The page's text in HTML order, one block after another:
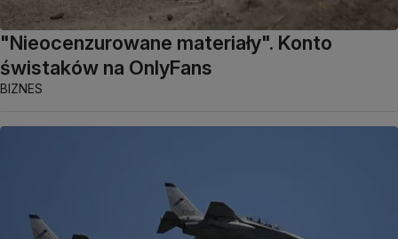
"Nieocenzurowane materiały". Konto
świstaków na OnlyFans
BIZNES